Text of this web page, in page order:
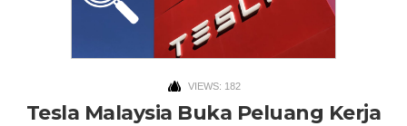
VIEWS: 182
Tesla Malaysia Buka Peluang Kerja